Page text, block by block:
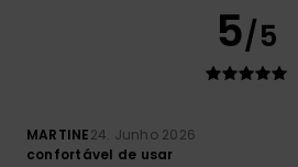
5/5
MARTINE24. Junho 2026
confortável de usar